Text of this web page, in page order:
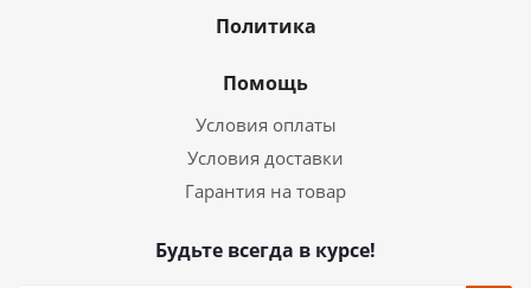
Политика
Помощь
Условия оплаты
Условия доставки
Гарантия на товар
Будьте всегда в курсе!